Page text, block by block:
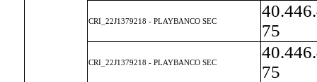
CRI_22J1379218 - PLAYBANCO SEC
75
CRI_22J1379218 - PLAYBANCO SEC
75